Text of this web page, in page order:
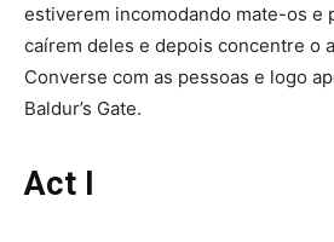
estiverem incomodando mate-os e
caí­rem deles e depois concentre o
Converse com as pessoas e logo
Baldur’s Gate.
Act I